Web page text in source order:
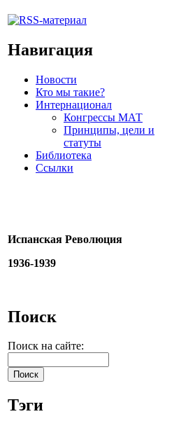
Навигация
Новости
Кто мы такие?
Интернационал
Конгрессы МАТ
Принципы, цели и
статуты
Библиотека
Ссылки
Испанская Революция
1936-1939
Поиск
Поиск на сайте:
Тэги